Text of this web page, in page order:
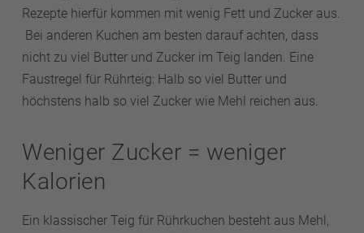
Rezepte hierfür kommen mit wenig Fett und Zucker aus.
Bei anderen Kuchen am besten darauf achten, dass
nicht zu viel Butter und Zucker im Teig landen. Eine
Faustregel für Rührteig: Halb so viel Butter und
höchstens halb so viel Zucker wie Mehl reichen aus.
Weniger Zucker = weniger
Kalorien
Ein klassischer Teig für Rührkuchen besteht aus Mehl,